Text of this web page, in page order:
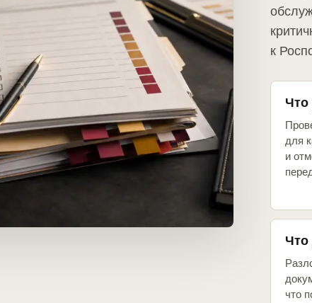
к
Что
для
и
Что
что